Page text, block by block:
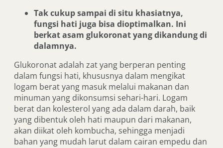
Tak cukup sampai di situ khasiatnya,
fungsi hati juga bisa dioptimalkan. Ini
berkat asam glukoronat yang dikandung di
dalamnya.
Glukoronat adalah zat yang berperan penting
dalam fungsi hati, khususnya dalam mengikat
logam berat yang masuk melalui makanan dan
minuman yang dikonsumsi sehari-hari. Logam
berat dan kolesterol yang ada dalam darah, baik
yang dibentuk oleh hati maupun dari makanan,
akan diikat oleh kombucha, sehingga menjadi
bahan yang mudah larut dalam cairan empedu dan